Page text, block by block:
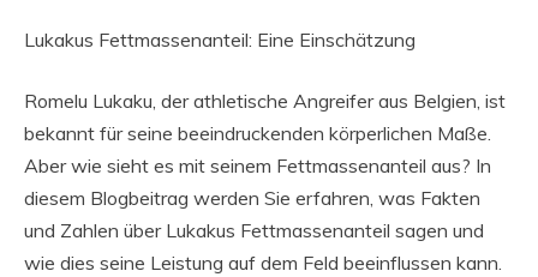
Lukakus Fettmassenanteil: Eine Einschätzung
Romelu Lukaku, der athletische Angreifer aus Belgien, ist
bekannt für seine beeindruckenden körperlichen Maße.
Aber wie sieht es mit seinem Fettmassenanteil aus? In
diesem Blogbeitrag werden Sie erfahren, was Fakten
und Zahlen über Lukakus Fettmassenanteil sagen und
wie dies seine Leistung auf dem Feld beeinflussen kann.